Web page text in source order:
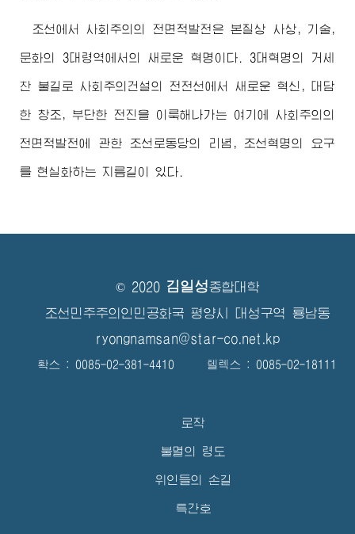
조선에서 사회주의의 전면적발전은 본질상 사상, 기술,
문화의 3대령역에서의 새로운 혁명이다. 3대혁명의 거세
찬 불길로 사회주의건설의 전전선에서 새로운 혁신, 대담
한 창조, 부단한 전진을 이룩해나가는 여기에 사회주의의
전면적발전에 관한 조선로동당의 리념, 조선혁명의 요구
를 현실화하는 지름길이 있다.
© 2020 김일성종합대학
조선민주주의인민공화국 평양시 대성구역 룡남동
ryongnamsan@star-co.net.kp
확스 : 0085-02-381-4410 텔렉스 : 0085-02-18111
로작
불멸의 령도
위인들의 손길
특간호